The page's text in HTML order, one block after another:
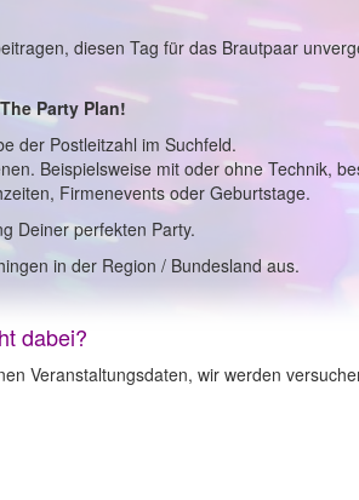
diesen Tag für das Brautpaar
The Party Plan!
der Postleitzahl im Suchfeld.
Beispielsweise mit oder ohne Technik,
Firmenevents oder Geburtstage.
Deiner perfekten Party.
in der Region / Bundesland aus.
dabei?
Veranstaltungsdaten, wir werden